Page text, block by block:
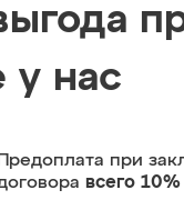
у нас
Предоплата при
всего 10%